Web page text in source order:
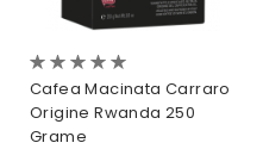
Evaluare:
0%
Cafea Macinata Carraro
Origine Rwanda 250
Grame